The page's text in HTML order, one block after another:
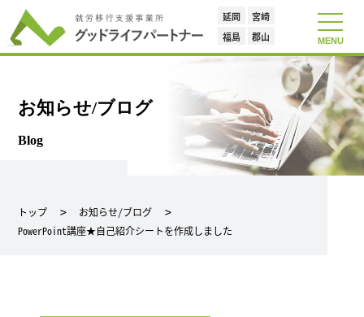
延岡
宮崎
福島
郡山
toggle
MENU
お知らせ/ブログ
Blog
トップ
お知らせ/ブログ
PowerPoint講座★自己紹介シートを作成しました